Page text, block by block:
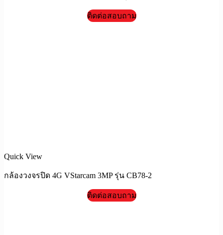
ติดต่อสอบถาม
Quick View
กล้องวงจรปิด 4G VStarcam 3MP รุ่น CB78-2
ติดต่อสอบถาม